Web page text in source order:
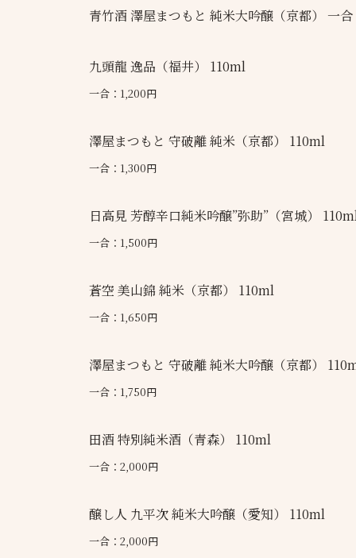
青竹酒 澤屋まつもと 純米大吟醸（京都） 一合
九頭龍 逸品（福井） 110ml
一合：1,200円
澤屋まつもと 守破離 純米（京都） 110ml
一合：1,300円
日高見 芳醇辛口純米吟醸”弥助”（宮城）
一合：1,500円
蒼空 美山錦 純米（京都） 110ml
一合：1,650円
澤屋まつもと 守破離 純米大吟醸（京都）
一合：1,750円
田酒 特別純米酒（青森） 110ml
一合：2,000円
醸し人 九平次 純米大吟醸（愛知） 110ml
一合：2,000円